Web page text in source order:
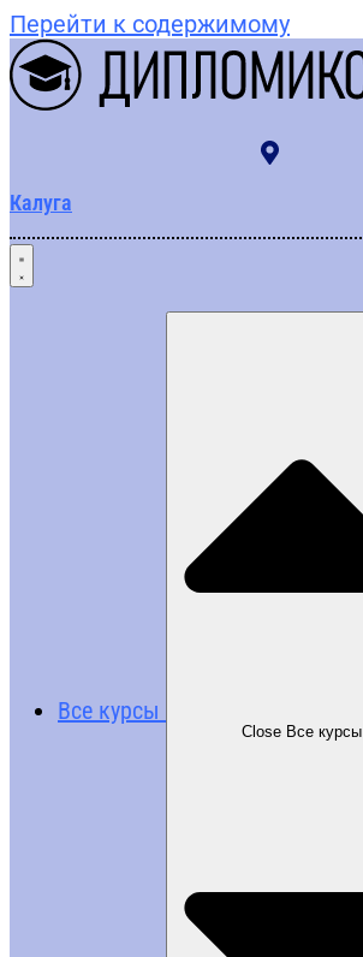
Перейти к содержимому
Калуга
Все курсы
Close Все курсы